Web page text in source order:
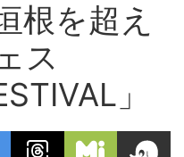
根を超え
ス
」